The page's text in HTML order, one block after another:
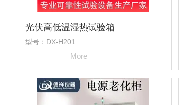
光伏高低温湿热试验箱
型号：DX-H201
More